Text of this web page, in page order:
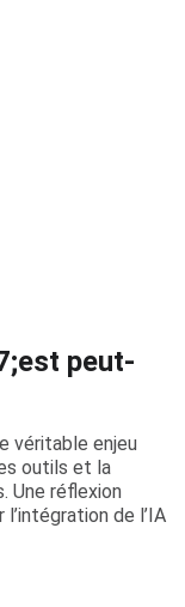
peut-
véritable enjeu
outils et la
Une réflexion
de l’IA